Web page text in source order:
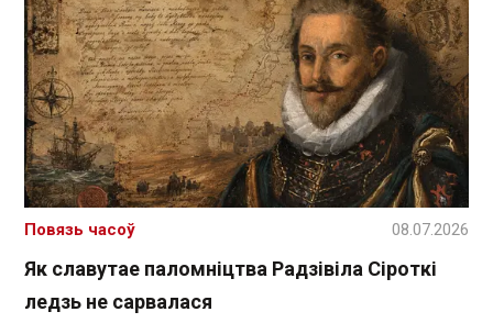
Як славутае паломніцтва Радзівіла Сіроткі
ледзь не сарвалася
Повязь часоў 08.07.2026